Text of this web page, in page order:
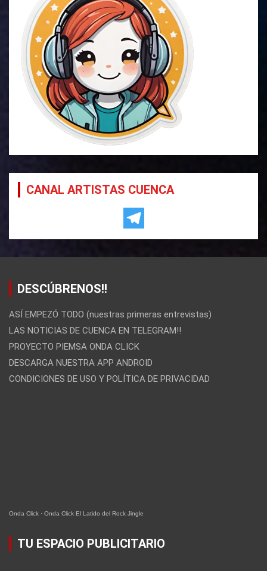
CANAL ARTISTAS CUENCA
DESCÚBRENOS!!
ASÍ EMPEZÓ TODO (nuestras primeras entrevistas)
LAS NOTICIAS DE CUENCA EN TELEGRAM!!
PROYECTO PIEMSA ONDA CLICK
DESCARGA NUESTRA APP ANDROID
CONDICIONES DE USO Y POLÍTICA DE PRIVACIDAD
Onda Click · Onda Click El Latido del Rock Jingle
TU ESPACIO PUBLICITARIO